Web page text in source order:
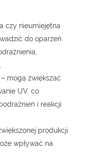
czy nieumiejętna
do oparzeń
mogą zwiększać
UV, co
i reakcji
produkcji
wpływać na